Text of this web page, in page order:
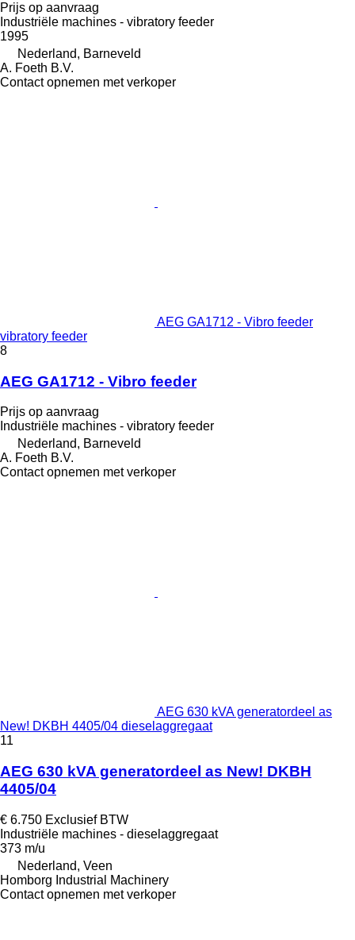
Prijs op aanvraag
Industriële machines - vibratory feeder
1995
Nederland, Barneveld
A. Foeth B.V.
Contact opnemen met verkoper
AEG GA1712 - Vibro feeder
vibratory feeder
8
AEG GA1712 - Vibro feeder
Prijs op aanvraag
Industriële machines - vibratory feeder
Nederland, Barneveld
A. Foeth B.V.
Contact opnemen met verkoper
AEG 630 kVA generatordeel as
New! DKBH 4405/04 dieselaggregaat
11
AEG 630 kVA generatordeel as New! DKBH
4405/04
€ 6.750 Exclusief BTW
Industriële machines - dieselaggregaat
373 m/u
Nederland, Veen
Homborg Industrial Machinery
Contact opnemen met verkoper